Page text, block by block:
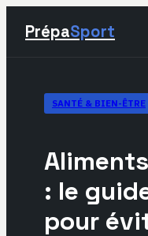
PrépaSport
Sport
Développement
Lifestyle
SANTÉ & BIEN-ÊTRE
: le
pour